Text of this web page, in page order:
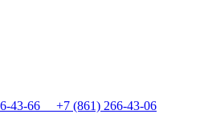
43-66
+7 (861) 266-43-06